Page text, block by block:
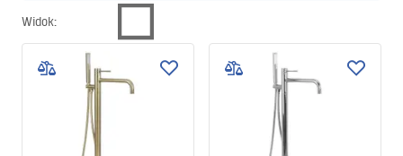
wyposażenie łazienki w elementy takie jak m. in. parawany,
kabiny prysznicowe, drzwi wnękowe, panele natryskowe, zestawy
podtynkowe, deszczownice, baterie, odpływy liniowe, ceramika
sanitarna. Dbamy o to, by systematycznie wzbogacać naszą
ofertą o nowe pozycje odznaczające się wysokimi walorami
estetycznymi i użytkowymi. Jesteśmy otwarci na wszelakie
propozycje i sugestie – naszym priorytetem jest zadowolenie
Widok: